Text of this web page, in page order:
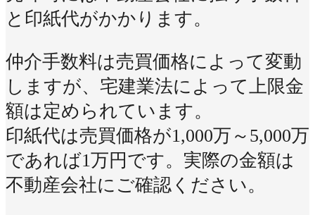
と印紙代がかかります。
仲介手数料は売買価格によって変動
しますが、宅建業法によって上限金
額は定められています。
印紙代は売買価格が1,000万～5,000万
であれば1万円です。実際の金額は
不動産会社にご確認ください。